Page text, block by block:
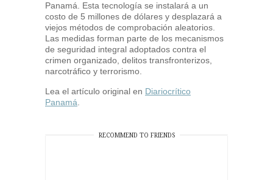
Panamá. Esta tecnología se instalará a un
costo de 5 millones de dólares y desplazará a
viejos métodos de comprobación aleatorios.
Las medidas forman parte de los mecanismos
de seguridad integral adoptados contra el
crimen organizado, delitos transfronterizos,
narcotráfico y terrorismo.
Lea el artículo original en Diariocrítico
Panamá
RECOMMEND TO FRIENDS